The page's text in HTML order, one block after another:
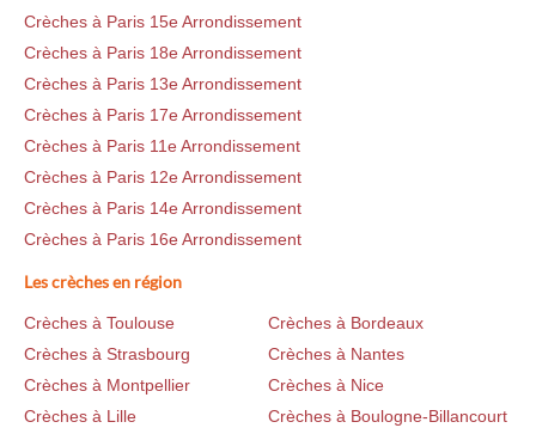
Crèches à Paris 15e Arrondissement
Crèches à Paris 18e Arrondissement
Crèches à Paris 13e Arrondissement
Crèches à Paris 17e Arrondissement
Crèches à Paris 11e Arrondissement
Crèches à Paris 12e Arrondissement
Crèches à Paris 14e Arrondissement
Crèches à Paris 16e Arrondissement
Les crèches en région
Crèches à Toulouse
Crèches à Bordeaux
Crèches à Strasbourg
Crèches à Nantes
Crèches à Montpellier
Crèches à Nice
Crèches à Lille
Crèches à Boulogne-Billancourt